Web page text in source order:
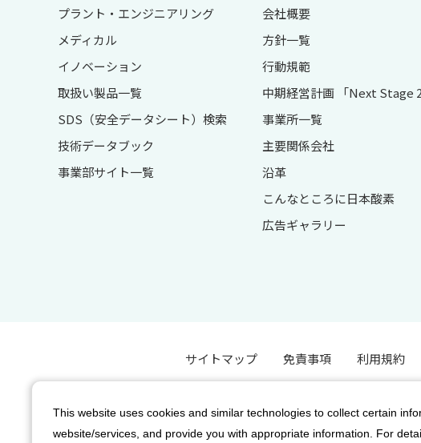
プラント・エンジニアリング
メディカル
イノベーション
取扱い製品一覧
SDS（安全データシート）検索
技術データブック
事業部サイト一覧
会社概要
方針一覧
行動規範
中期経営計画 「Next Stage
事業所一覧
主要関係会社
沿革
こんなところに日本酸素
広告ギャラリー
サイトマップ 免責事項 利用規約
This website uses cookies and similar technologies to collect certain
website/services, and provide you with appropriate information. For